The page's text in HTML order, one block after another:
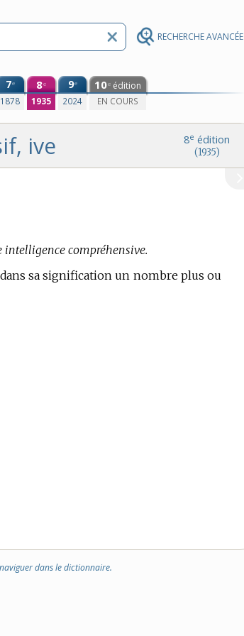
RECHERCHE AVANCÉE
7e
1878
8e
1935
9e
2024
10e édition
EN COURS
8e édition
(1935)
ive
intelligence compréhensive.
sa signification un nombre plus ou
dans le dictionnaire.